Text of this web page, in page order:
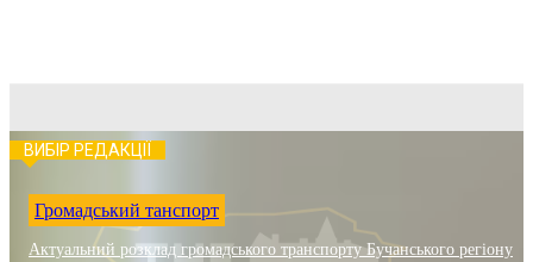
ВИБІР РЕДАКЦІЇ
Громадський танспорт
Актуальний розклад громадського транспорту Бучанського регіону